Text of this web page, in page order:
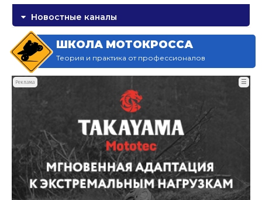
Новостные каналы
ШКОЛА МОТОКРОССА
Теория и практика от профессионалов
Реклама ☰